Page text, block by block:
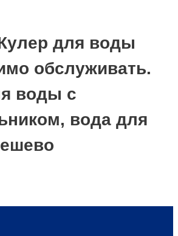
для воды
обслуживать.
воды с
вода для